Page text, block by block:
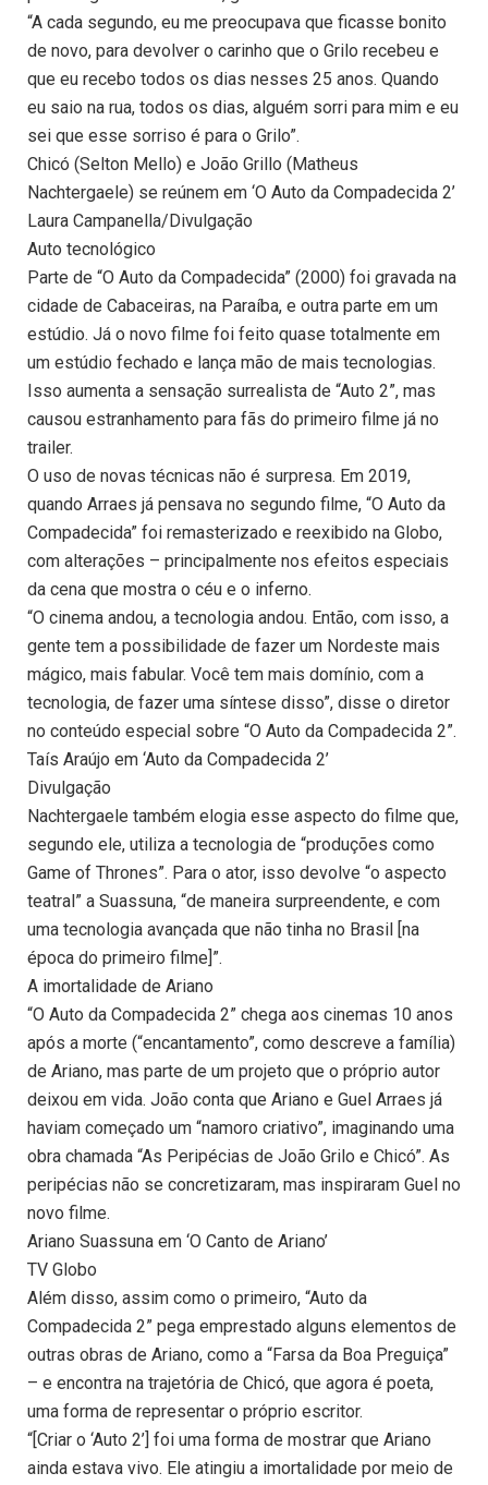
“A cada segundo, eu me preocupava que ficasse bonito
de novo, para devolver o carinho que o Grilo recebeu e
que eu recebo todos os dias nesses 25 anos. Quando
eu saio na rua, todos os dias, alguém sorri para mim e eu
sei que esse sorriso é para o Grilo”.
Chicó (Selton Mello) e João Grillo (Matheus
Nachtergaele) se reúnem em ‘O Auto da Compadecida 2’
Laura Campanella/Divulgação
Auto tecnológico
Parte de “O Auto da Compadecida” (2000) foi gravada na
cidade de Cabaceiras, na Paraíba, e outra parte em um
estúdio. Já o novo filme foi feito quase totalmente em
um estúdio fechado e lança mão de mais tecnologias.
Isso aumenta a sensação surrealista de “Auto 2”, mas
causou estranhamento para fãs do primeiro filme já no
trailer.
O uso de novas técnicas não é surpresa. Em 2019,
quando Arraes já pensava no segundo filme, “O Auto da
Compadecida” foi remasterizado e reexibido na Globo,
com alterações – principalmente nos efeitos especiais
da cena que mostra o céu e o inferno.
“O cinema andou, a tecnologia andou. Então, com isso, a
gente tem a possibilidade de fazer um Nordeste mais
mágico, mais fabular. Você tem mais domínio, com a
tecnologia, de fazer uma síntese disso”, disse o diretor
no conteúdo especial sobre “O Auto da Compadecida 2”.
Taís Araújo em ‘Auto da Compadecida 2’
Divulgação
Nachtergaele também elogia esse aspecto do filme que,
segundo ele, utiliza a tecnologia de “produções como
Game of Thrones”. Para o ator, isso devolve “o aspecto
teatral” a Suassuna, “de maneira surpreendente, e com
uma tecnologia avançada que não tinha no Brasil [na
época do primeiro filme]”.
A imortalidade de Ariano
“O Auto da Compadecida 2” chega aos cinemas 10 anos
após a morte (“encantamento”, como descreve a família)
de Ariano, mas parte de um projeto que o próprio autor
deixou em vida. João conta que Ariano e Guel Arraes já
haviam começado um “namoro criativo”, imaginando uma
obra chamada “As Peripécias de João Grilo e Chicó”. As
peripécias não se concretizaram, mas inspiraram Guel no
novo filme.
Ariano Suassuna em ‘O Canto de Ariano’
TV Globo
Além disso, assim como o primeiro, “Auto da
Compadecida 2” pega emprestado alguns elementos de
outras obras de Ariano, como a “Farsa da Boa Preguiça”
– e encontra na trajetória de Chicó, que agora é poeta,
uma forma de representar o próprio escritor.
“[Criar o ‘Auto 2’] foi uma forma de mostrar que Ariano
ainda estava vivo. Ele atingiu a imortalidade por meio de